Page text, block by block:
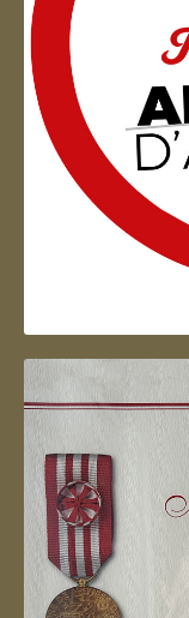
Artisan